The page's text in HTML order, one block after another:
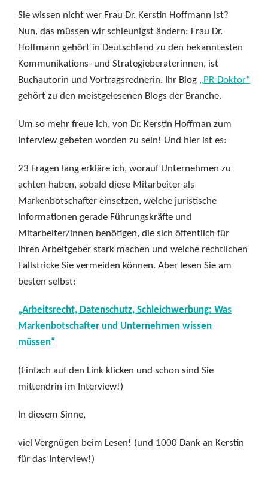
Sie wissen nicht wer Frau Dr. Kerstin Hoffmann ist?
Nun, das müssen wir schleunigst ändern: Frau Dr.
Hoffmann gehört in Deutschland zu den bekanntesten
Kommunikations- und Strategieberaterinnen, ist
Buchautorin und Vortragsrednerin. Ihr Blog „PR-Doktor“
gehört zu den meistgelesenen Blogs der Branche.
Um so mehr freue ich, von Dr. Kerstin Hoffman zum
Interview gebeten worden zu sein! Und hier ist es:
23 Fragen lang erkläre ich, worauf Unternehmen zu
achten haben, sobald diese Mitarbeiter als
Markenbotschafter einsetzen, welche juristische
Informationen gerade Führungskräfte und
Mitarbeiter/innen benötigen, die sich öffentlich für
Ihren Arbeitgeber stark machen und welche rechtlichen
Fallstricke Sie vermeiden können. Aber lesen Sie am
besten selbst:
„Arbeitsrecht, Datenschutz, Schleichwerbung: Was
Markenbotschafter und Unternehmen wissen
müssen“
(Einfach auf den Link klicken und schon sind Sie
mittendrin im Interview!)
In diesem Sinne,
viel Vergnügen beim Lesen! (und 1000 Dank an Kerstin
für das Interview!)